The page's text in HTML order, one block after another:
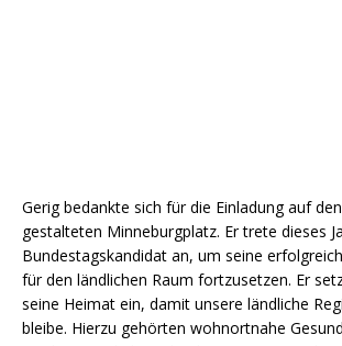
Gerig bedankte sich für die Einladung auf
gestalteten Minneburgplatz. Er trete dieses
Bundestagskandidat an, um seine
für den ländlichen Raum fortzusetzen. Er
seine Heimat ein, damit unsere ländliche
bleibe. Hierzu gehörten wohnortnahe